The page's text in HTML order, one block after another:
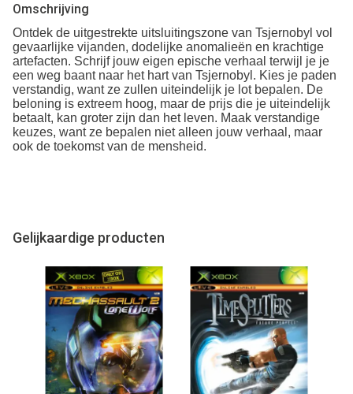
Omschrijving
Ontdek de uitgestrekte uitsluitingszone van Tsjernobyl vol
gevaarlijke vijanden, dodelijke anomalieën en krachtige
artefacten. Schrijf jouw eigen epische verhaal terwijl je je
een weg baant naar het hart van Tsjernobyl. Kies je paden
verstandig, want ze zullen uiteindelijk je lot bepalen. De
beloning is extreem hoog, maar de prijs die je uiteindelijk
betaalt, kan groter zijn dan het leven. Maak verstandige
keuzes, want ze bepalen niet alleen jouw verhaal, maar
ook de toekomst van de mensheid.
Gelijkaardige producten